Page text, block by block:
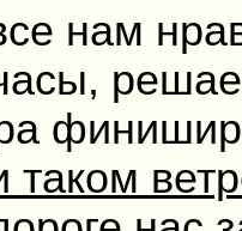
нам
таком